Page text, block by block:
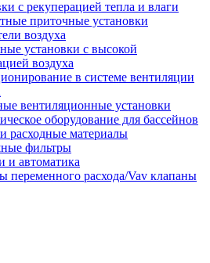
с рекуперацией тепла и влаги
приточные установки
воздуха
установки с высокой
воздуха
в системе вентиляции
вентиляционные установки
оборудование для бассейнов
расходные материалы
фильтры
и автоматика
переменного расхода/Vav клапаны